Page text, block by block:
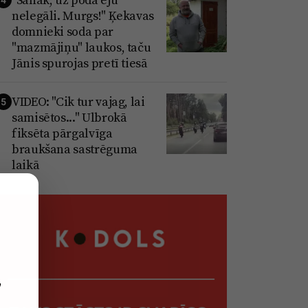
nelegāli. Murgs!" Ķekavas
domnieki soda par
"mazmājiņu" laukos, taču
Jānis spurojas pretī tiesā
5 VIDEO: "Cik tur vajag, lai
samisētos..." Ulbrokā
fiksēta pārgalvīga
braukšana sastrēguma
laikā